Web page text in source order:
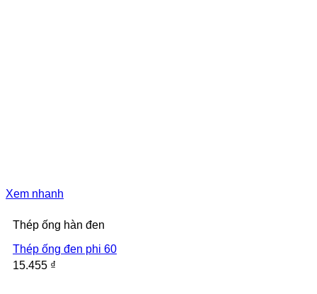
Xem nhanh
Thép ống hàn đen
Thép ống đen phi 60
15.455 ₫